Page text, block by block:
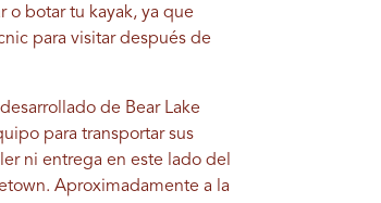
o botar tu kayak, ya que
para visitar después de
de Bear Lake
para transportar sus
ni entrega en este lado del
Aproximadamente a la